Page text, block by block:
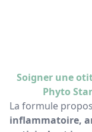
Soigner une
Phyto
La formule
inflammatoire,